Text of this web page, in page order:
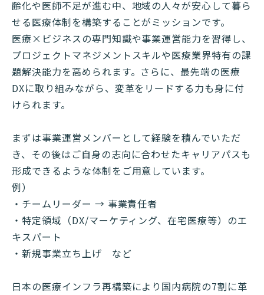
齢化や医師不足が進む中、地域の人々が安心して暮ら
せる医療体制を構築することがミッションです。
医療×ビジネスの専門知識や事業運営能力を習得し、
プロジェクトマネジメントスキルや医療業界特有の課
題解決能力を高められます。さらに、最先端の医療
DXに取り組みながら、変革をリードする力も身に付
けられます。
まずは事業運営メンバーとして経験を積んでいただ
き、その後はご自身の志向に合わせたキャリアパスも
形成できるような体制をご用意しています。
例）
・チームリーダー → 事業責任者
・特定領域（DX/マーケティング、在宅医療等）のエ
キスパート
・新規事業立ち上げ など
日本の医療インフラ再構築により国内病院の7割に革